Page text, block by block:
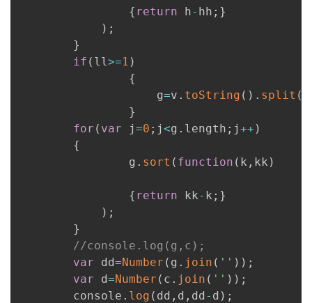
{ return h- hh ; }
) ;
}
if ( ll>=1 )
{
					g
=v . toString ( ) . split (
}
for ( var j =0 ; j <g . length ; j ++ )
{
				g
. sort ( function ( k , kk )
{ return kk- k ; }
) ;
}
//console.log(g,c);
var dd=Number ( g . join ( '' ) ) ;
var d=Number ( c . join ( '' ) ) ;
		console
. log ( dd , d , dd - d ) ;